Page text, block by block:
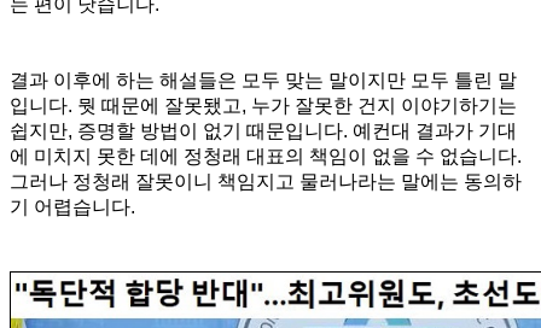
는 편이 낫습니다.
결과 이후에 하는 해설들은 모두 맞는 말이지만 모두 틀린 말
입니다. 뭣 때문에 잘못됐고, 누가 잘못한 건지 이야기하기는
쉽지만, 증명할 방법이 없기 때문입니다. 예컨대 결과가 기대
에 미치지 못한 데에 정청래 대표의 책임이 없을 수 없습니다.
그러나 정청래 잘못이니 책임지고 물러나라는 말에는 동의하
기 어렵습니다.